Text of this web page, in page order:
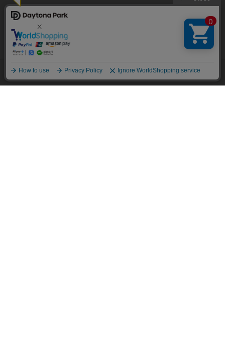
メニュー スタイリング 探す お気に入り カート
当サイトでは利用体験の向上およびコンテンツの最適な提供、トラフィック
の分析を目的としてCookieを使用しています。
サイトの閲覧を継続された場合、Cookieの利用に同意したことものといたし
ます。
詳細についてはプライバシーポリシー
承諾する